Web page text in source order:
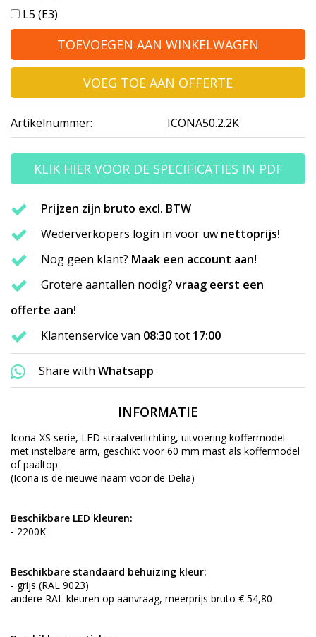
L5 (E3)
TOEVOEGEN AAN WINKELWAGEN
VOEG TOE AAN OFFERTE
Artikelnummer: ICONA50.2.2K
KLIK HIER VOOR DE SPECIFICATIES IN PDF
Prijzen zijn bruto excl. BTW
Wederverkopers login in voor uw nettoprijs!
Nog geen klant? Maak een account aan!
Grotere aantallen nodig? vraag eerst een
offerte aan!
Klantenservice van 08:30tot 17:00
Share with Whatsapp
INFORMATIE
Icona-XS serie, LED straatverlichting, uitvoering koffermodel
met instelbare arm, geschikt voor 60 mm mast als koffermodel
of paaltop.
(Icona is de nieuwe naam voor de Delia)
Beschikbare LED kleuren:
- 2200K
Beschikbare standaard behuizing kleur:
- grijs (RAL 9023)
andere RAL kleuren op aanvraag, meerprijs bruto € 54,80